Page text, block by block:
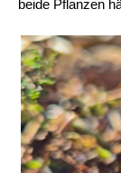
beide Pflanzen